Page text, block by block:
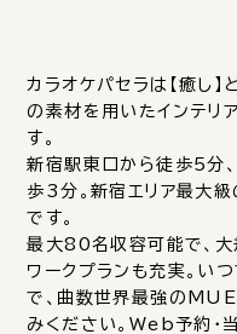
カラオケパセラは【癒し】
の素材を用いたインテリ
す。
新宿駅東口から徒歩5分
歩3分。新宿エリア最大
です。
最大80名収容可能で、大
ワークプランも充実。い
で、曲数世界最強の
みください。Web予約・